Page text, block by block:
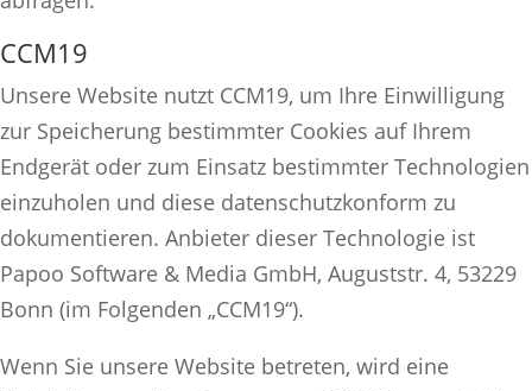
CCM19
Unsere Website nutzt CCM19, um Ihre Einwilligung
zur Speicherung bestimmter Cookies auf Ihrem
Endgerät oder zum Einsatz bestimmter Technologien
einzuholen und diese datenschutzkonform zu
dokumentieren. Anbieter dieser Technologie ist
Papoo Software & Media GmbH, Auguststr. 4, 53229
Bonn (im Folgenden „CCM19“).
Wenn Sie unsere Website betreten, wird eine